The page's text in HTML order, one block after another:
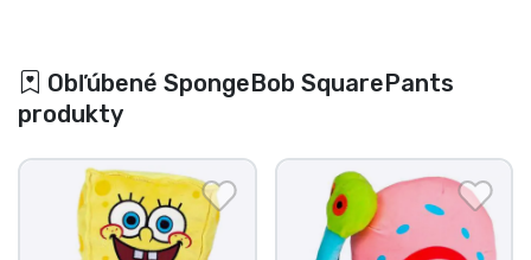
Obľúbené SpongeBob SquarePants
produkty